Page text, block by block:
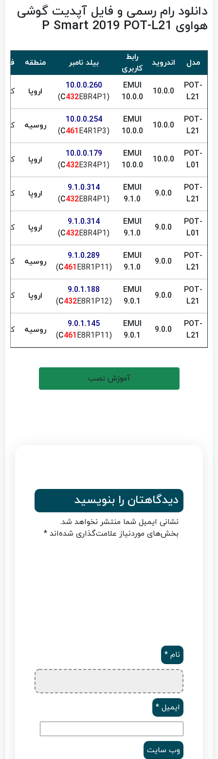
دانلود رام رسمی و فایل آپدیت گوشی
هواوی P Smart 2019 POT-L21
مدل اندروید
رابط
کاربری
بیلد نامبر منطقه
POT-
L21
10.0.0
EMUI
10.0.0
10.0.0.260
(
C432E8R4P1)
اروپا
POT-
L21
10.0.0
EMUI
10.0.0
10.0.0.254
(
C461E4R1P3)
روسیه
POT-
L01
10.0.0
EMUI
10.0.0
10.0.0.179
(
C432E3R4P1)
اروپا
POT-
L21
9.0.0
EMUI
9.1.0
9.1.0.314
(
C432E8R4P1)
اروپا
POT-
L01
9.0.0
EMUI
9.1.0
9.1.0.314
(
C432E8R4P1)
اروپا
POT-
L21
9.0.0
EMUI
9.1.0
9.1.0.289
(
C461E8R1P11)
روسیه
POT-
L21
9.0.0
EMUI
9.0.1
9.0.1.188
(
C432E8R1P12)
اروپا
POT-
L21
9.0.0
EMUI
9.0.1
9.0.1.145
(
C461E8R1P11)
روسیه
آموزش نصب
دیدگاهتان را بنویسید
نشانی ایمیل شما منتشر نخواهد شد.
بخش‌های موردنیاز علامت‌گذاری شده‌اند*
نام*
ایمیل*
وب‌ سایت